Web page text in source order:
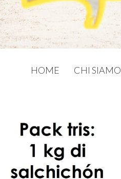
HOME CHI SIAMO